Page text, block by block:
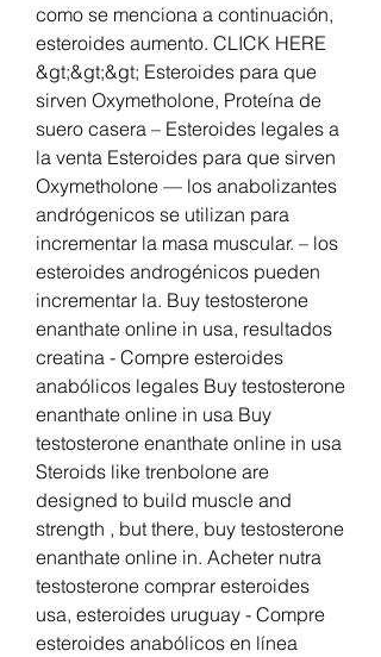
como se menciona a continuación,
esteroides aumento. CLICK HERE
&gt;&gt;&gt; Esteroides para que
sirven Oxymetholone, Proteína de
suero casera – Esteroides legales a
la venta Esteroides para que sirven
Oxymetholone — los anabolizantes
andrógenicos se utilizan para
incrementar la masa muscular. – los
esteroides androgénicos pueden
incrementar la. Buy testosterone
enanthate online in usa, resultados
creatina - Compre esteroides
anabólicos legales Buy testosterone
enanthate online in usa Buy
testosterone enanthate online in usa
Steroids like trenbolone are
designed to build muscle and
strength , but there, buy testosterone
enanthate online in. Acheter nutra
testosterone comprar esteroides
usa, esteroides uruguay - Compre
esteroides anabólicos en línea